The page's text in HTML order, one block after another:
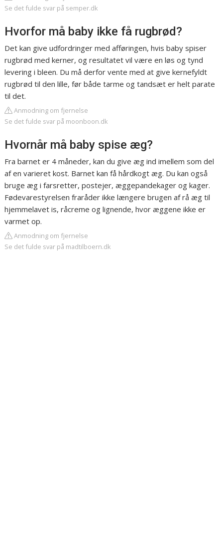
Se det fulde svar på semper.dk
Hvorfor må baby ikke få rugbrød?
Det kan give udfordringer med afføringen, hvis baby spiser
rugbrød med kerner, og resultatet vil være en løs og tynd
levering i bleen. Du må derfor vente med at give kernefyldt
rugbrød til den lille, før både tarme og tandsæt er helt parate
til det.
Anmodning om fjernelse
Se det fulde svar på moonboon.dk
Hvornår må baby spise æg?
Fra barnet er 4 måneder, kan du give æg ind imellem som del
af en varieret kost. Barnet kan få hårdkogt æg. Du kan også
bruge æg i farsretter, postejer, æggepandekager og kager.
Fødevarestyrelsen fraråder ikke længere brugen af rå æg til
hjemmelavet is, råcreme og lignende, hvor æggene ikke er
varmet op.
Anmodning om fjernelse
Se det fulde svar på madtilboern.dk